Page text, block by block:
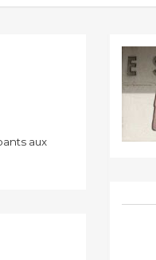
aux